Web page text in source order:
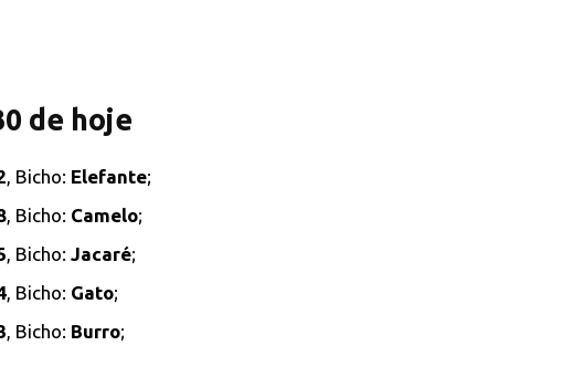
de hoje
, Bicho: Elefante;
, Bicho: Camelo;
, Bicho: Jacaré;
, Bicho: Gato;
, Bicho: Burro;